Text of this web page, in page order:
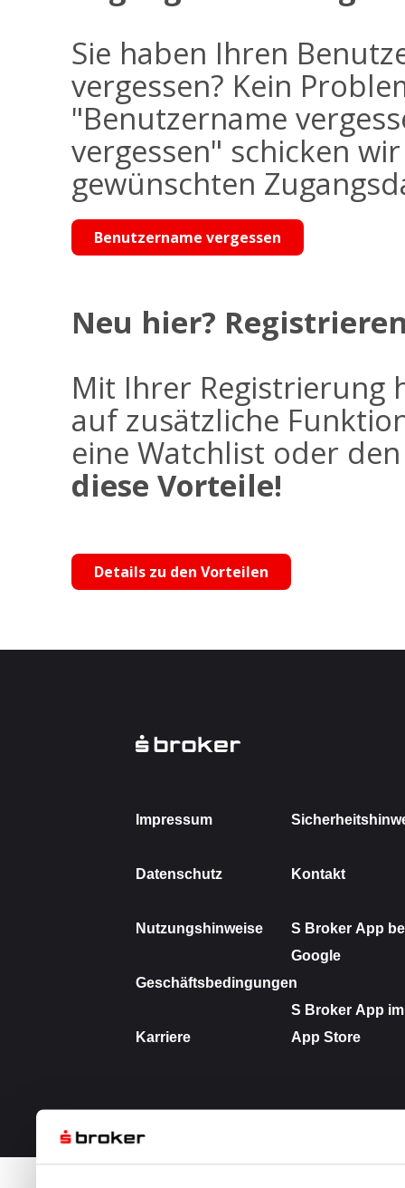
Sie haben Ihren
vergessen? Kein
"Benutzername
vergessen" schicken
gewünschten
Benutzername vergessen
Neu hier?
Mit Ihrer Registrierung
auf zusätzliche
eine Watchlist oder
diese Vorteile!
Details zu den Vorteilen